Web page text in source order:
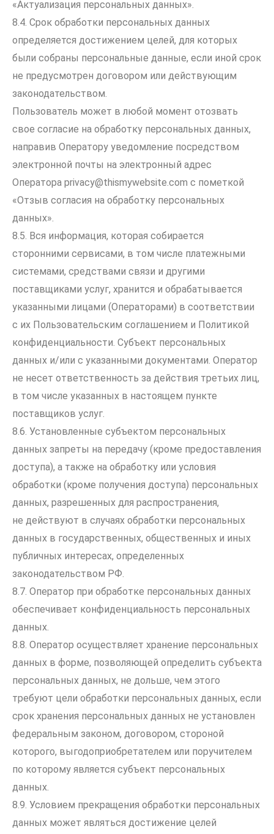
«Актуализация персональных данных».
8.4. Срок обработки персональных данных
определяется достижением целей, для которых
были собраны персональные данные, если иной срок
не предусмотрен договором или действующим
законодательством.
Пользователь может в любой момент отозвать
свое согласие на обработку персональных данных,
направив Оператору уведомление посредством
электронной почты на электронный адрес
Оператора privacy@thismywebsite.com с пометкой
«Отзыв согласия на обработку персональных
данных».
8.5. Вся информация, которая собирается
сторонними сервисами, в том числе платежными
системами, средствами связи и другими
поставщиками услуг, хранится и обрабатывается
указанными лицами (Операторами) в соответствии
с их Пользовательским соглашением и Политикой
конфиденциальности. Субъект персональных
данных и/или с указанными документами. Оператор
не несет ответственность за действия третьих лиц,
в том числе указанных в настоящем пункте
поставщиков услуг.
8.6. Установленные субъектом персональных
данных запреты на передачу (кроме предоставления
доступа), а также на обработку или условия
обработки (кроме получения доступа) персональных
данных, разрешенных для распространения,
не действуют в случаях обработки персональных
данных в государственных, общественных и иных
публичных интересах, определенных
законодательством РФ.
8.7. Оператор при обработке персональных данных
обеспечивает конфиденциальность персональных
данных.
8.8. Оператор осуществляет хранение персональных
данных в форме, позволяющей определить субъекта
персональных данных, не дольше, чем этого
требуют цели обработки персональных данных, если
срок хранения персональных данных не установлен
федеральным законом, договором, стороной
которого, выгодоприобретателем или поручителем
по которому является субъект персональных
данных.
8.9. Условием прекращения обработки персональных
данных может являться достижение целей